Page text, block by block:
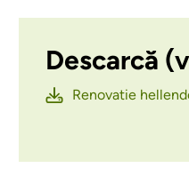
Descarcă
Renovatie